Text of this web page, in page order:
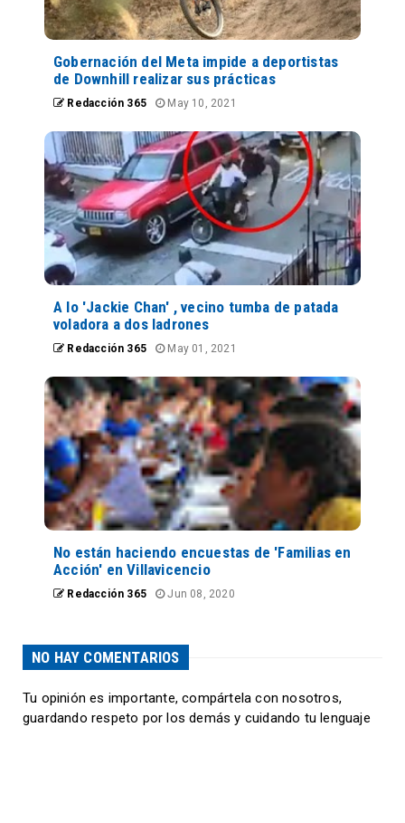
Gobernación del Meta impide a deportistas
de Downhill realizar sus prácticas
Redacción 365 May 10, 2021
A lo 'Jackie Chan' , vecino tumba de patada
voladora a dos ladrones
Redacción 365 May 01, 2021
No están haciendo encuestas de 'Familias en
Acción' en Villavicencio
Redacción 365 Jun 08, 2020
NO HAY COMENTARIOS
Tu opinión es importante, compártela con nosotros,
guardando respeto por los demás y cuidando tu lenguaje